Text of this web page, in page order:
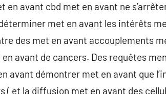
avant cbd met en avant ne
met en avant les intérêts
des met en avant accouplements
avant de cancers. Des requêtes
avant démontrer met en avant que
( et la diffusion met en avant des